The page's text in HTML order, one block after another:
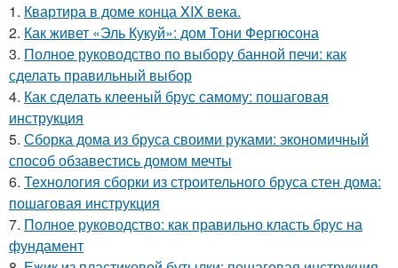
1. Квартира в доме конца XIX века.
2. Как живет «Эль Кукуй»: дом Тони Фергюсона
3. Полное руководство по выбору банной печи: как
сделать правильный выбор
4. Как сделать клееный брус самому: пошаговая
инструкция
5. Сборка дома из бруса своими руками: экономичный
способ обзавестись домом мечты
6. Технология сборки из строительного бруса стен дома:
пошаговая инструкция
7. Полное руководство: как правильно класть брус на
фундамент